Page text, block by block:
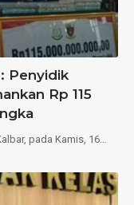
Penyidik
Rp 115
pada Kamis, 16…